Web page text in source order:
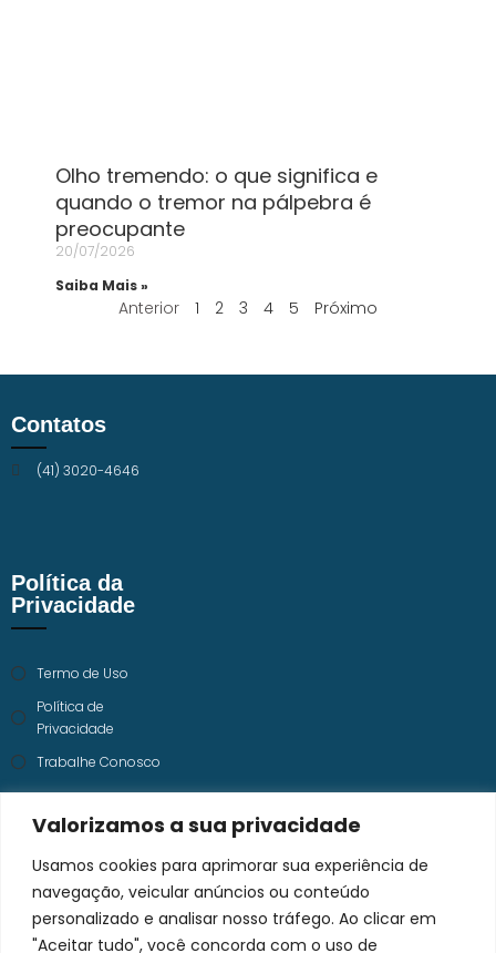
Valorizamos a sua privacidade
Usamos cookies para aprimorar sua experiência de
navegação, veicular anúncios ou conteúdo
personalizado e analisar nosso tráfego. Ao clicar em
"Aceitar tudo", você concorda com o uso de
Olho tremendo: o que significa e
quando o tremor na pálpebra é
preocupante
20/07/2026
Saiba Mais »
Anterior 1 2 3 4 5 Próximo
Política da
Privacidade
Termo de Uso
Política de
Privacidade
Trabalhe Conosco
Contatos
(41) 3020-4646